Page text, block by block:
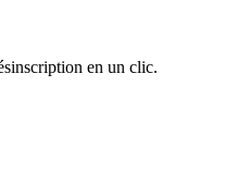
en un clic.